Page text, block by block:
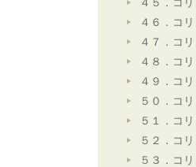
４５．コ
４６．コ
４７．コ
４８．コ
４９．コ
５０．コ
５１．コ
５２．コ
５３．コ